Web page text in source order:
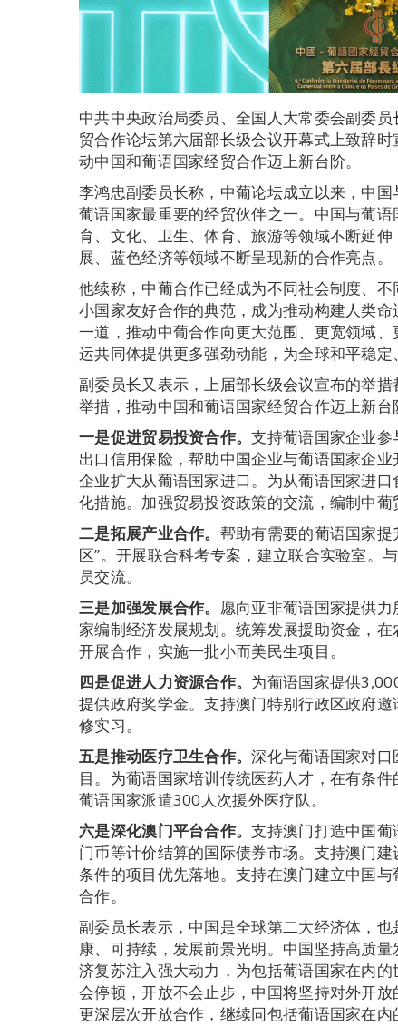
中共中央政治局委员、全国人大常委会副委
贸合作论坛第六届部长级会议开幕式上致辞
动中国和葡语国家经贸合作迈上新台阶。
李鸿忠副委员长称，中葡论坛成立以来，中
葡语国家最重要的经贸伙伴之一。中国与葡
育、文化、卫生、体育、旅游等领域不断延
展、蓝色经济等领域不断呈现新的合作亮点。
他续称，中葡合作已经成为不同社会制度、
小国家友好合作的典范，成为推动构建人类
一道，推动中葡合作向更大范围、更宽领域
运共同体提供更多强劲动能，为全球和平稳定
副委员长又表示，上届部长级会议宣布的举
举措，推动中国和葡语国家经贸合作迈上新台
一是促进贸易投资合作。支持葡语国家企业
出口信用保险，帮助中国企业与葡语国家企
企业扩大从葡语国家进口。为从葡语国家进
化措施。加强贸易投资政策的交流，编制中葡
二是拓展产业合作。 帮助有需要的葡语国家
区”。开展联合科考专案，建立联合实验室。
员交流。
三是加强发展合作。 愿向亚非葡语国家提供
家编制经济发展规划。统筹发展援助资金，
开展合作，实施一批小而美民生项目。
四是促进人力资源合作。 为葡语国家提供
提供政府奖学金。支持澳门特别行政区政府
修实习。
五是推动医疗卫生合作。深化与葡语国家对
目。为葡语国家培训传统医药人才，在有条
葡语国家派遣300人次援外医疗队。
六是深化澳门平台合作。支持澳门打造中国
门币等计价结算的国际债券市场。支持澳门
条件的项目优先落地。支持在澳门建立中国
合作。
副委员长表示，中国是全球第二大经济体，
康、可持续，发展前景光明。中国坚持高质
济复苏注入强大动力，为包括葡语国家在内
会停顿，开放不会止步，中国将坚持对外开放
更深层次开放合作，继续同包括葡语国家在内